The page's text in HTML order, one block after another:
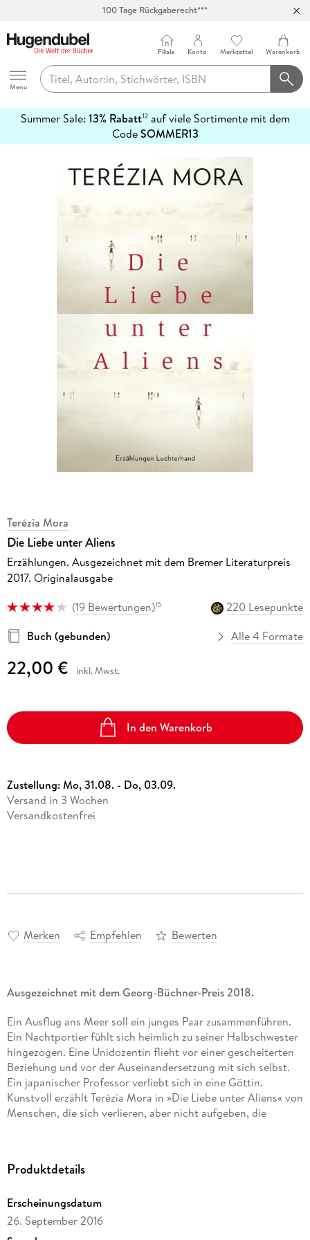
Hugendubel
Menu
Filiale Konto Merkzettel Warenkorb
Summer Sale: 13% Rabatt12auf viele Sortimente mit dem
CodeSOMMER13
erfahren
Terézia Mora
Die Liebe unter Aliens
Erzählungen. Ausgezeichnet mit dem Bremer Literaturpreis
2017. Originalausgabe
(19 Bewertungen)15
220 Lesepunkte
Buch (gebunden)
Alle 4 Formate
22,00 € inkl. Mwst.
In den Warenkorb
Zustellung:Mo, 31.08. - Do, 03.09.
Versand in 3 Wochen
Versandkostenfrei
Merken Empfehlen Bewerten
Ausgezeichnet mit dem Georg-Büchner-Preis 2018.
Ein Ausflug ans Meer soll ein junges Paar zusammenführen.
Ein Nachtportier fühlt sich heimlich zu seiner Halbschwester
hingezogen. Eine Unidozentin flieht vor einer gescheiterten
Beziehung und vor der Auseinandersetzung mit sich selbst.
Ein japanischer Professor verliebt sich in eine Göttin.
Kunstvoll erzählt Terézia Mora in »Die Liebe unter Aliens« von
Menschen, die sich verlieren, aber nicht aufgeben, die
nicht eingestehen. Träumern, die sich ihren Idealismus auf
spürt Mora in diesen zehn Erzählungen Empfindungen nach,
für die es keinen Auslass zu geben scheint, und erforscht die
bisweilen tragikomische Sehnsucht nach Freundschaft, Liebe
Produktdetails
Erscheinungsdatum
26. September 2016